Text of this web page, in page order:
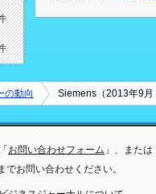
の動向 Siemens（2013年9
お問い合わせフォーム 」、または
でお問い合わせください。